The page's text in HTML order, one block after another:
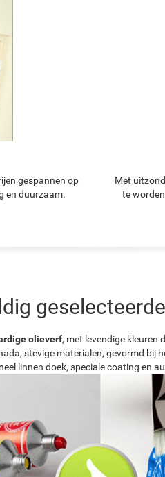
gespannen op
en duurzaam.
Met
te
olieverf, met levendige kleuren
stevige materialen, gevormd bij
linnen doek, speciale coating en